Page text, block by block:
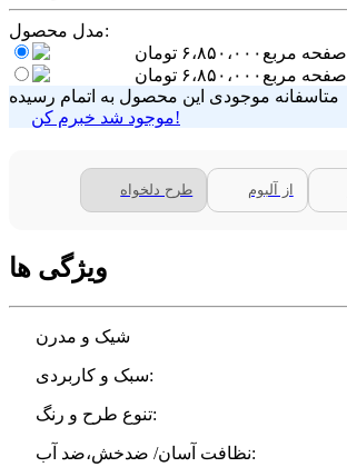
مدل محصول:
صفحه مربع ۶،۸۵۰،۰۰۰ تومان
صفحه مربع ۶،۸۵۰،۰۰۰ تومان
متاسفانه موجودی این محصول به اتمام رسیده
موجود شد خبرم کن!
طرح دلخواه از آلبوم
ویژگی ها
شیک و مدرن
سبک و کاربردی:
تنوع طرح و رنگ:
نظافت آسان/ ضدخش،ضد آب: